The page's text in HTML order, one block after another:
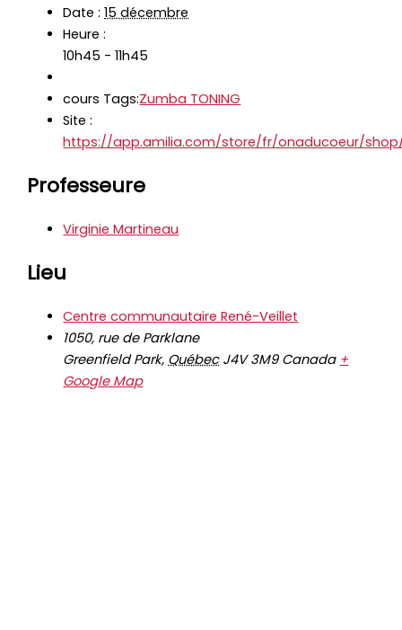
Date : 15 décembre
Heure :
10h45 - 11h45
cours Tags:Zumba TONING
Site :
https://app.amilia.com/store/fr/onaducoeur/
Professeure
Virginie Martineau
Lieu
Centre communautaire René-Veillet
1050, rue de Parklane
Greenfield Park, Québec J4V 3M9 Canada +
Google Map